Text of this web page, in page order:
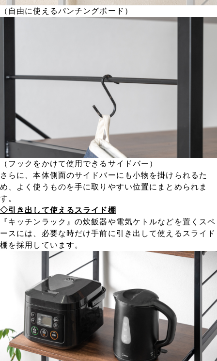
（自由に使えるパンチングボード）
（フックをかけて使用できるサイドバー）
さらに、本体側面のサイドバーにも小物を掛けられるた
め、よく使うものを手に取りやすい位置にまとめられま
す。
◇引き出して使えるスライド棚
『キッチンラック』の炊飯器や電気ケトルなどを置くスペ
ースには、必要な時だけ手前に引き出して使えるスライド
棚を採用しています。